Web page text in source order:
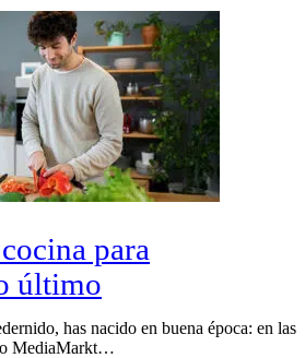
para
último
has nacido en buena época: en las
MediaMarkt…